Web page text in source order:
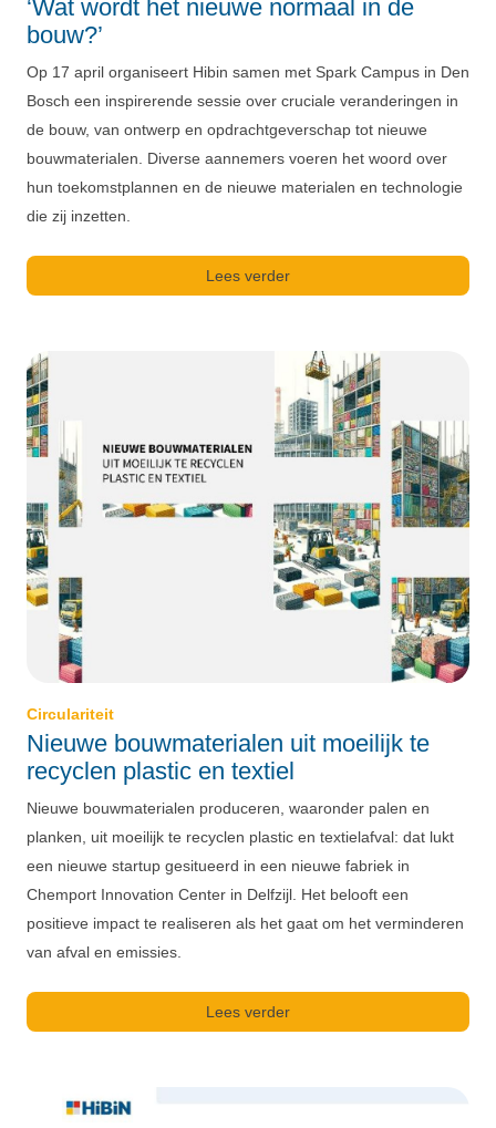
‘Wat wordt het nieuwe normaal in de
bouw?’
Op 17 april organiseert Hibin samen met Spark Campus in Den
Bosch een inspirerende sessie over cruciale veranderingen in
de bouw, van ontwerp en opdrachtgeverschap tot nieuwe
bouwmaterialen. Diverse aannemers voeren het woord over
hun toekomstplannen en de nieuwe materialen en technologie
die zij inzetten.
Lees verder
Circulariteit
Nieuwe bouwmaterialen uit moeilijk te
recyclen plastic en textiel
Nieuwe bouwmaterialen produceren, waaronder palen en
planken, uit moeilijk te recyclen plastic en textielafval: dat lukt
een nieuwe startup gesitueerd in een nieuwe fabriek in
Chemport Innovation Center in Delfzijl. Het belooft een
positieve impact te realiseren als het gaat om het verminderen
van afval en emissies.
Lees verder